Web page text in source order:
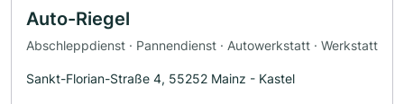
Auto-Riegel
Abschleppdienst · Pannendienst · Autowerkstatt · Werkstatt
Sankt-Florian-Straße 4, 55252 Mainz - Kastel